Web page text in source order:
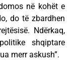
në kohët e
do të zbardhen
Ndërkaq,
shqiptare
merr askush”.